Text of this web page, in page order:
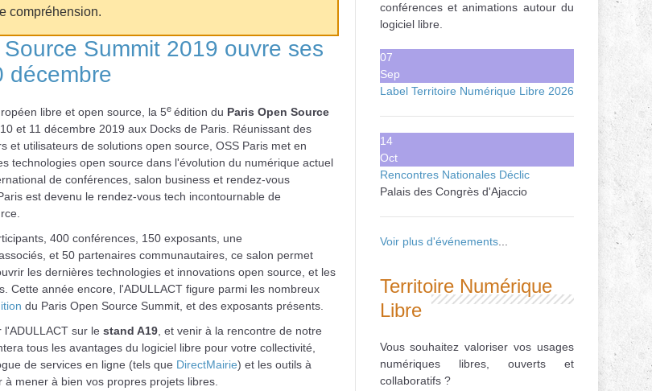
compréhension.
Summit 2019 ouvre ses
décembre
libre et open source, la 5e édition du Paris Open Source
et 11 décembre 2019 aux Docks de Paris. Réunissant des
et utilisateurs de solutions open source, OSS Paris met en
technologies open source dans l'évolution du numérique actuel
de conférences, salon business et rendez-vous
est devenu le rendez-vous tech incontournable de
400 conférences, 150 exposants, une
et 50 partenaires communautaires, ce salon permet
les dernières technologies et innovations open source, et les
Cette année encore, l'ADULLACT figure parmi les nombreux
du Paris Open Source Summit, et des exposants présents.
sur le stand A19, et venir à la rencontre de notre
tous les avantages du logiciel libre pour votre collectivité,
de services en ligne (tels que DirectMairie) et les outils à
mener à bien vos propres projets libres.
conférences et animations autour du
logiciel libre.
07
Sep
Label Territoire Numérique Libre 2026
14
Oct
Rencontres Nationales Déclic
Palais des Congrès d'Ajaccio
Voir plus d'événements...
Territoire Numérique
Libre
Vous souhaitez valoriser vos usages
numériques libres, ouverts et
collaboratifs ?